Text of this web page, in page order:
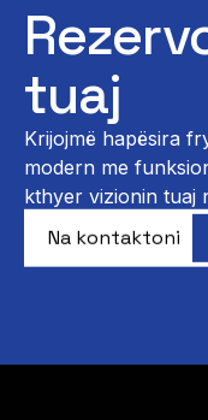
tuaj
Krijojmë hapësira
modern me
kthyer vizionin tuaj
Na kontaktoni